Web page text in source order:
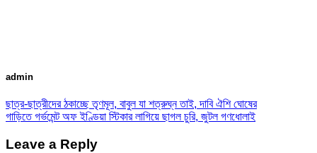
admin
ছাত্র-ছাত্রীদের ঠকাচ্ছে তৃণমূল, বাবুল যা শত্রুঘ্ন তাই, দাবি ঐশি ঘোষের
গাড়িতে গর্ভমেন্ট অফ ইণ্ডিয়া স্টিকার লাগিয়ে ছাগল চুরি, জুটল গণধোলাই
Leave a Reply